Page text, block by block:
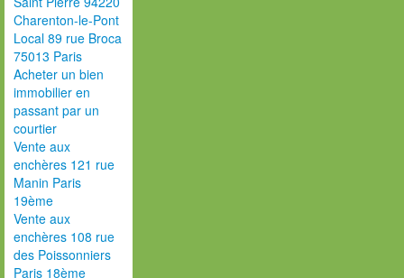
Charenton-le-Pont
Local 89 rue Broca
75013 Paris
Acheter un bien
immobilier en
passant par un
courtier
Vente aux
enchères 121 rue
Manin Paris
19ème
Vente aux
enchères 108 rue
des Poissonniers
Paris 18ème